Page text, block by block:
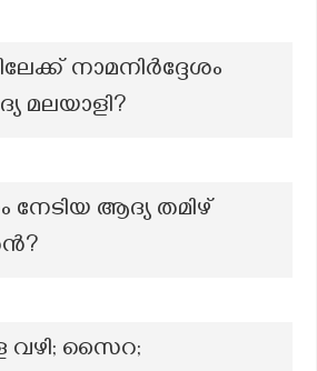
നാമനിർദ്ദേശം
മലയാളി?
നേടിയ ആദ്യ തമിഴ്
വഴി; സൈറ;